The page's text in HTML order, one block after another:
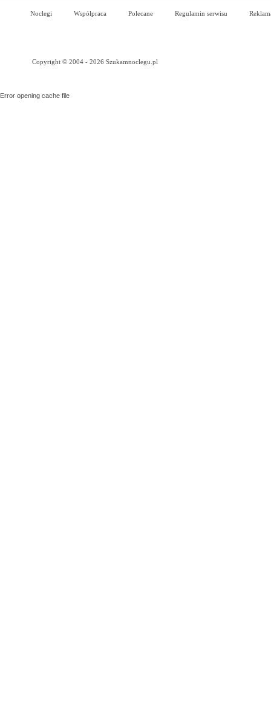
Noclegi Współpraca Polecane Regulamin serwisu
Copyright © 2004 - 2026 Szukamnoclegu.pl
Error opening cache file